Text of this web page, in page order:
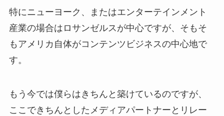
特にニューヨーク、またはエンターテインメント
産業の場合はロサンゼルスが中心ですが、そもそ
もアメリカ自体がコンテンツビジネスの中心地で
す。
もう今では僕らはきちんと築けているのですが、
ここできちんとしたメディアパートナーとリレー